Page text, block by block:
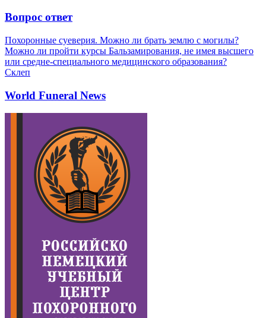
Вопрос ответ
Похоронные суеверия. Можно ли брать землю с могилы?
Можно ли пройти курсы Бальзамирования, не имея высшего
или средне-специального медицинского образования?
Склеп
World Funeral News